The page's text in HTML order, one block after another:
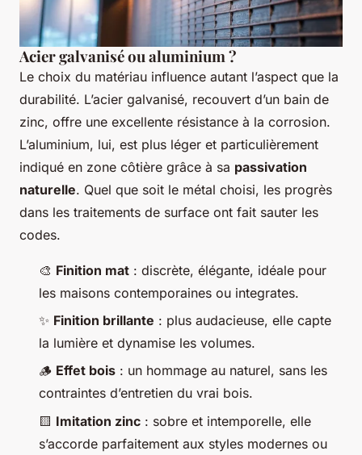
Acier galvanisé ou aluminium ?
Le choix du matériau influence autant l’aspect que la
durabilité. L’acier galvanisé, recouvert d’un bain de
zinc, offre une excellente résistance à la corrosion.
L’aluminium, lui, est plus léger et particulièrement
indiqué en zone côtière grâce à sa passivation
naturelle. Quel que soit le métal choisi, les progrès
dans les traitements de surface ont fait sauter les
codes.
🎨 Finition mat : discrète, élégante, idéale pour
les maisons contemporaines ou integrates.
✨ Finition brillante : plus audacieuse, elle capte
la lumière et dynamise les volumes.
🪵 Effet bois : un hommage au naturel, sans les
contraintes d’entretien du vrai bois.
🟨 Imitation zinc : sobre et intemporelle, elle
s’accorde parfaitement aux styles modernes ou